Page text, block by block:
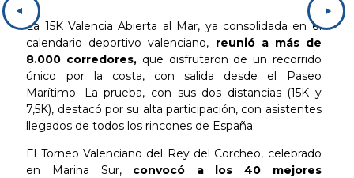
La 15K Valencia Abierta al Mar, ya consolidada en el
calendario deportivo valenciano, reunió a más de
8.000 corredores, que disfrutaron de un recorrido
único por la costa, con salida desde el Paseo
Marítimo. La prueba, con sus dos distancias (15K y
7,5K), destacó por su alta participación, con asistentes
llegados de todos los rincones de España.
El Torneo Valenciano del Rey del Corcheo, celebrado
en Marina Sur, convocó a los 40 mejores